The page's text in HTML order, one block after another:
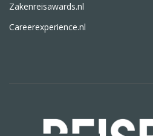
Zakenreisawards.nl
Careerexperience.nl